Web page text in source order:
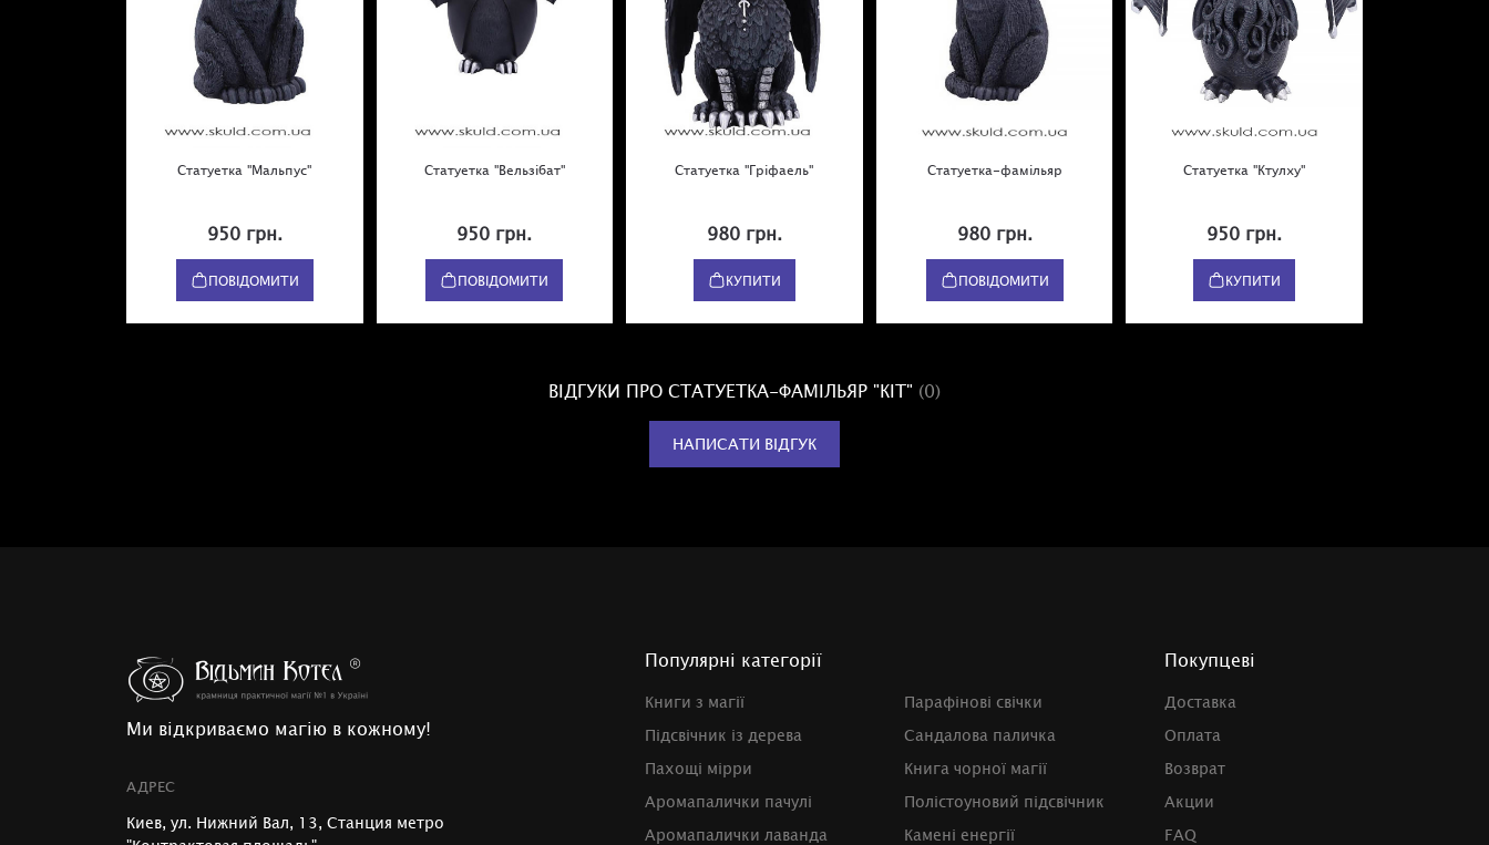
Статуетка "Мальпус"
950 грн.
ПОВІДОМИТИ
Статуетка "Вельзібат"
950 грн.
ПОВІДОМИТИ
Статуетка "Гріфаель"
980 грн.
КУПИТИ
Статуетка-фамільяр
980 грн.
ПОВІДОМИТИ
Статуетка "Ктулху"
950 грн.
КУПИТИ
ВІДГУКИ ПРО СТАТУЕТКА-ФАМІЛЬЯР "КІТ" (0)
НАПИСАТИ ВІДГУК
Ми відкриваємо магію в кожному!
АДРЕС
Киев, ул. Нижний Вал, 13, Станция метро
Популярні категорії
Книги з магії
Парафінові свічки
Підсвічник із дерева
Сандалова паличка
Пахощі мірри
Книга чорної магії
Аромапалички пачулі
Полістоуновий підсвічник
Аромапалички лаванда
Камені енергії
Покупцеві
Доставка
Оплата
Возврат
Акции
FAQ